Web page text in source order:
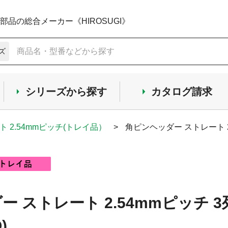
品の総合メーカー《HIROSUGI》
シリーズから探す カタログ請求
2.54mmピッチ(トレイ品） > 角ピンヘッダー ストレー
ストレート 2.54mmピッチ